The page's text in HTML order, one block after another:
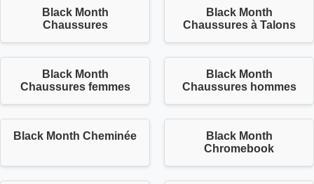
Black Month
Chaussures
Black Month
Chaussures à Talons
Black Month
Chaussures femmes
Black Month
Chaussures hommes
Black Month Cheminée
Black Month
Chromebook